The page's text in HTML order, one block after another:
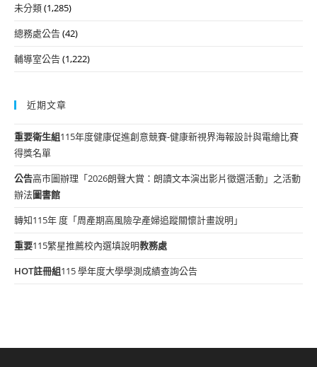
未分類(1,285)
總務處公告(42)
輔導室公告(1,222)
近期文章
重要衛生組115年度健康促進創意競賽-健康新視界海報設計與電繪比賽
得獎名單
公告高市圖辦理「2026朗聲大賞：朗讀文本演出影片徵選活動」之活動
辦法圖書館
轉知115年 度「周產期高風險孕產婦追蹤關懷計畫說明」
重要115繁星推薦校內選填說明教務處
HOT註冊組115 學年度大學學測成績查詢公告